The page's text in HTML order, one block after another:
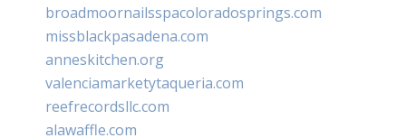
broadmoornailsspacoloradosprings.com
missblackpasadena.com
anneskitchen.org
valenciamarketytaqueria.com
reefrecordsllc.com
alawaffle.com